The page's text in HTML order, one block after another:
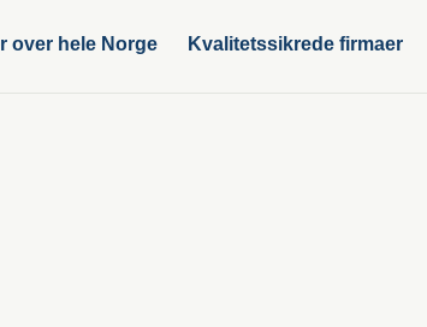
over hele Norge Kvalitetssikrede firmaer